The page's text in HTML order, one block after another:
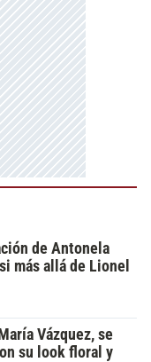
de Antonela
más allá de Lionel
Vázquez, se
su look floral y